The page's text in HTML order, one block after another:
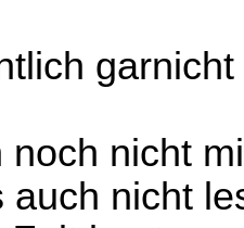
noch nicht
auch nicht